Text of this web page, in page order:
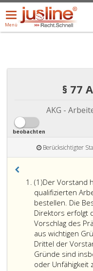
Menü
öffnen/schließen
Menü
ALLE DROPDOWN:
§ 77
AKG -
beobachten
Berücksichtigter
(1)Absatz
eins
Der Vorstand
qualifizierten
bestellen. Die
Direktors erfolgt
Vorschlag des
aus wichtigen
Drittel der
Gründe sind
oder Unfähigkeit